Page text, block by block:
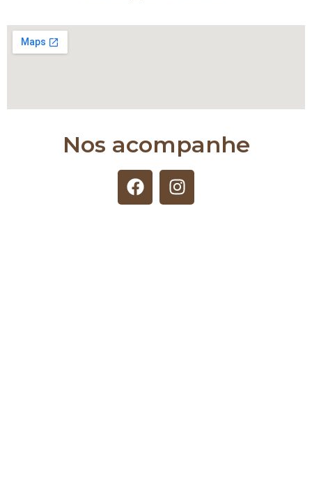
Nos acompanhe